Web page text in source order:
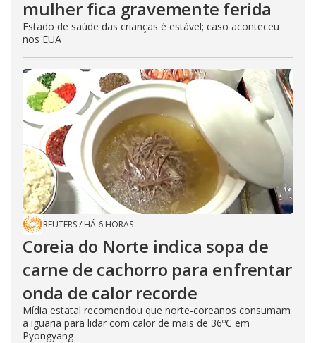
mulher fica gravemente ferida
Estado de saúde das crianças é estável; caso aconteceu
nos EUA
REUTERS/ HÁ 6 HORAS
Coreia do Norte indica sopa de
carne de cachorro para enfrentar
onda de calor recorde
Mídia estatal recomendou que norte-coreanos consumam
a iguaria para lidar com calor de mais de 36ºC em
Pyongyang